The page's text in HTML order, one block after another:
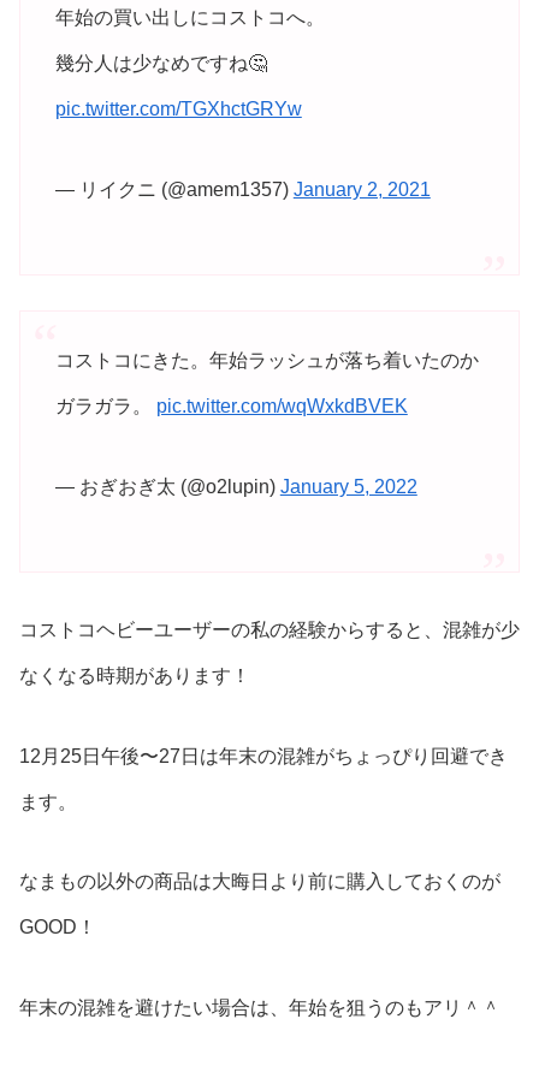
年始の買い出しにコストコへ。
幾分人は少なめですね🤔
pic.twitter.com/TGXhctGRYw
— リイクニ (@amem1357) January 2, 2021
コストコにきた。年始ラッシュが落ち着いたのか
ガラガラ。 pic.twitter.com/wqWxkdBVEK
— おぎおぎ太 (@o2lupin) January 5, 2022
コストコヘビーユーザーの私の経験からすると、混雑が少
なくなる時期があります！
12月25日午後〜27日は年末の混雑がちょっぴり回避でき
ます。
なまもの以外の商品は大晦日より前に購入しておくのが
GOOD！
年末の混雑を避けたい場合は、年始を狙うのもアリ＾＾